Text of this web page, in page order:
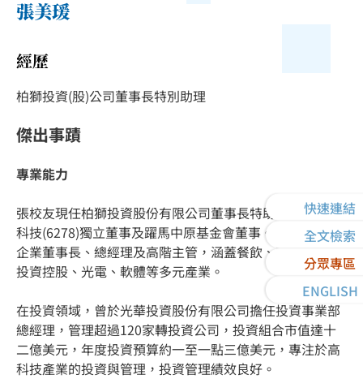
快速連結
全文檢索
分眾專區
ENGLISH
張美瑗
經歷
柏獅投資(股)公司董事長特別助理
傑出事蹟
專業能力
張校友現任柏獅投資股份有限公司董事長特助、台灣表面
科技(6278)獨立董事及躍馬中原基金會董事。曾擔任多家
企業董事長、總經理及高階主管，涵蓋餐飲、資訊科技、
投資控股、光電、軟體等多元產業。
在投資領域，曾於光華投資股份有限公司擔任投資事業部
總經理，管理超過120家轉投資公司，投資組合市值達十
二億美元，年度投資預算約一至一點三億美元，專注於高
科技產業的投資與管理，投資管理績效良好。